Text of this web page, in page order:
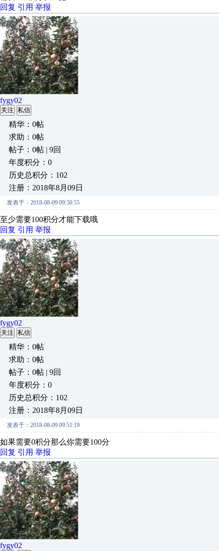
回复 引用 举报
fygy02
关注 私信
精华：0帖
求助：0帖
帖子：0帖 | 9回
年度积分：0
历史总积分：102
注册：2018年8月09日
发表于：2018-08-09 09:50:55
至少需要100积分才能下载哦
回复 引用 举报
fygy02
关注 私信
精华：0帖
求助：0帖
帖子：0帖 | 9回
年度积分：0
历史总积分：102
注册：2018年8月09日
发表于：2018-08-09 09:51:19
如果需要0积分那么你需要100分
回复 引用 举报
fygy02